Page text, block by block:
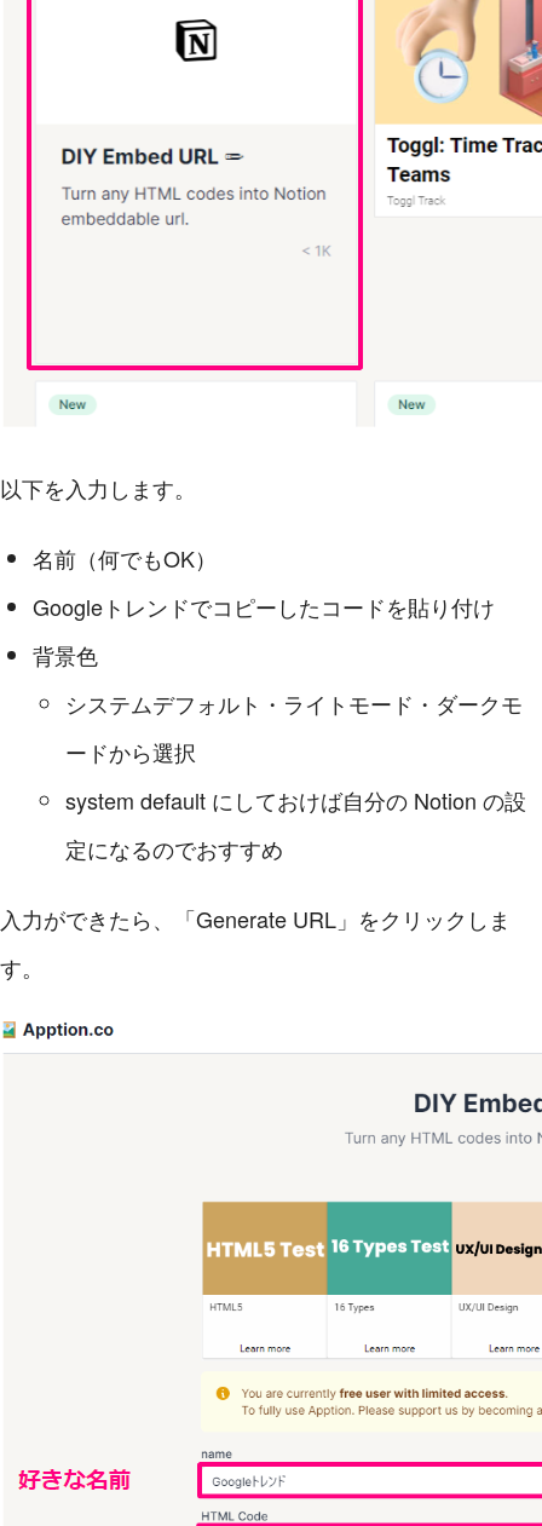
以下を入力します。
名前（何でもOK）
Googleトレンドでコピーしたコードを貼り付け
背景色
システムデフォルト・ライトモード・ダークモ
ードから選択
system default にしておけば自分の Notion の設
定になるのでおすすめ
入力ができたら、「Generate URL」をクリックしま
す。